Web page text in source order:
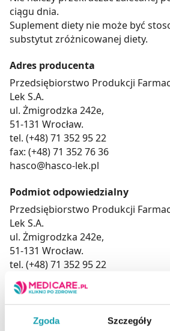
Zgoda Szczegóły
ciągu dnia.
Suplement diety nie może być
substytut zróżnicowanej diety.
Adres producenta
Przedsiębiorstwo Produkcji
Lek S.A.
ul. Żmigrodzka 242e,
51-131 Wrocław.
tel. (+48) 71 352 95 22
fax: (+48) 71 352 76 36
hasco@hasco-lek.pl
Podmiot odpowiedzialny
Przedsiębiorstwo Produkcji
Lek S.A.
ul. Żmigrodzka 242e,
51-131 Wrocław.
tel. (+48) 71 352 95 22
fax: (+48) 71 352 76 36
hasco@hasco-lek.pl
Zalecana porcja